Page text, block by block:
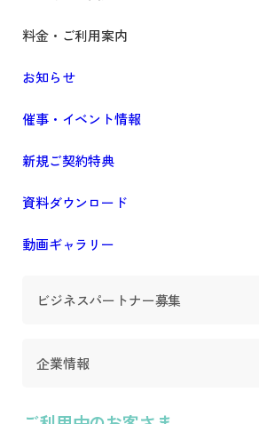
料金・ご利用案内
お知らせ
催事・イベント情報
新規ご契約特典
資料ダウンロード
動画ギャラリー
ビジネスパートナー募集
企業情報